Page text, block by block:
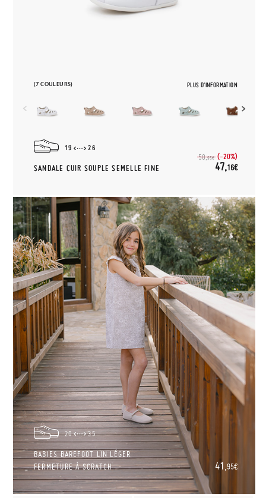
(7 COULEURS) PLUS D'INFORMATION
19 26
SANDALE CUIR SOUPLE SEMELLE FINE
58,95€ (-20%)
47,16€
20 35
BABIES BAREFOOT LIN LÉGER
FERMETURE À SCRATCH
41, 95€